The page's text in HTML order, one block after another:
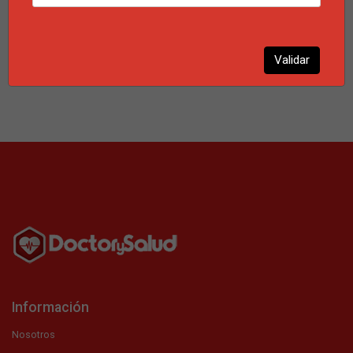
clave para fortalecer el sistema inmunológico y mejorar el
Información
Nosotros
Validar